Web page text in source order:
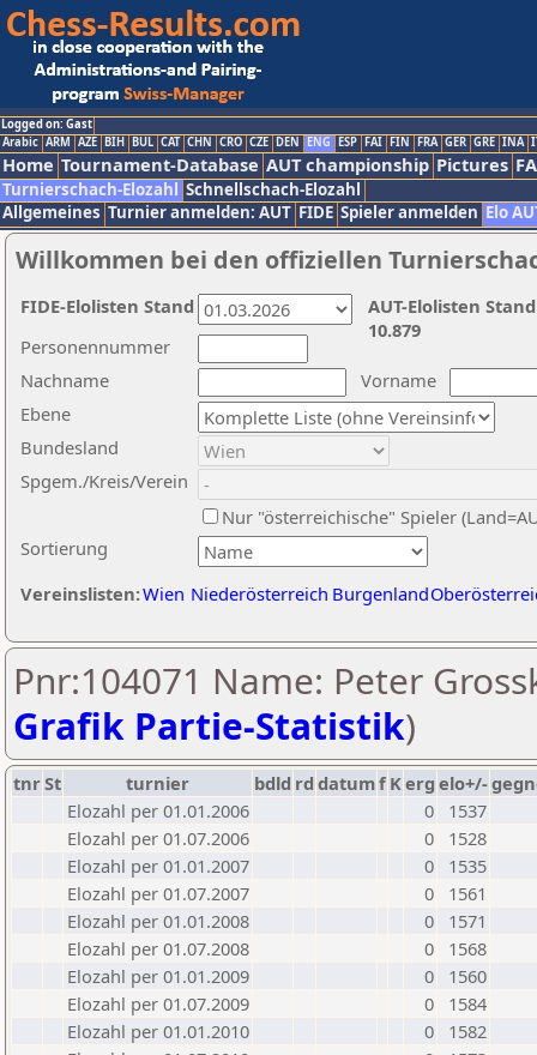
Logged on: Gast
Arabic ARM AZE BIH BUL CAT CHN CRO CZE DEN ENG ESP FAI FIN FRA GER GRE INA
Home Tournament-Database AUT championship Pictures
Turnierschach-Elozahl Schnellschach-Elozahl
Allgemeines Turnier anmelden: AUT FIDE Spieler anmelden Elo
Willkommen bei den offiziellen
Nachname
Vorname
Ebene
Sortierung
Personennummer
Bundesland
Spgem./Kreis/Verein
Nur "österreichische" Spieler
Vereinslisten:Wien Niederösterreich Burgenland
AUT-Elolisten
10.879
FIDE-Elolisten Stand
Pnr:104071 Name: Peter
Grafik Partie-Statistik)
tnrSt turnier bdld rd datumf Kerg elo+/-
Elozahl per 01.01.2006
0
1537
Elozahl per 01.07.2006
0
1528
Elozahl per 01.01.2007
0
1535
Elozahl per 01.07.2007
0
1561
Elozahl per 01.01.2008
0
1571
Elozahl per 01.07.2008
0
1568
Elozahl per 01.01.2009
0
1560
Elozahl per 01.07.2009
0
1584
Elozahl per 01.01.2010
0
1582